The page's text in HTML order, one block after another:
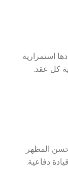
استمرارية
كل عقد.
المظهر
دفاعية.